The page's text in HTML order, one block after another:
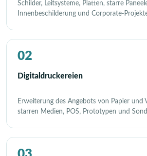
Schilder, Leitsysteme, Platten, starre
Innenbeschilderung und Corporate-
02
Digitaldruckereien
Erweiterung des Angebots von Papier und
starren Medien, POS, Prototypen und